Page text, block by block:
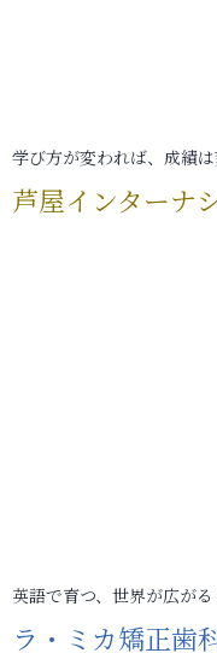
学び方が変われば、成績は
芦屋インターナ
英語で育つ、世界が広がる
ラ・ミカ矯正歯